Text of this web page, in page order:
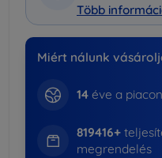
Több
Miért nálunk
14éve a piacon
819416+
megrendelés